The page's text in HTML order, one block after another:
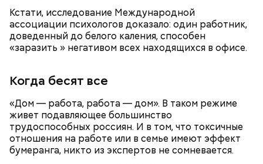
Кстати, исследование Международной
ассоциации психологов доказало: один работник,
доведенный до белого каления, способен
«заразить » негативом всех находящихся в офисе.
Когда бесят все
«Дом — работа, работа — дом». В таком режиме
живет подавляющее большинство
трудоспособных россиян. И в том, что токсичные
отношения на работе или в семье имеют эффект
бумеранга, никто из экспертов не сомневается.
Еще важно знать, откуда дыню привезли к нам,
подчеркнула диетолог. Самолетом их не
витамины.